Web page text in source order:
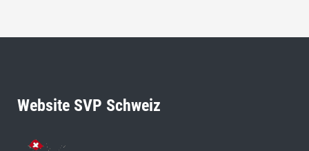
Website SVP Schweiz